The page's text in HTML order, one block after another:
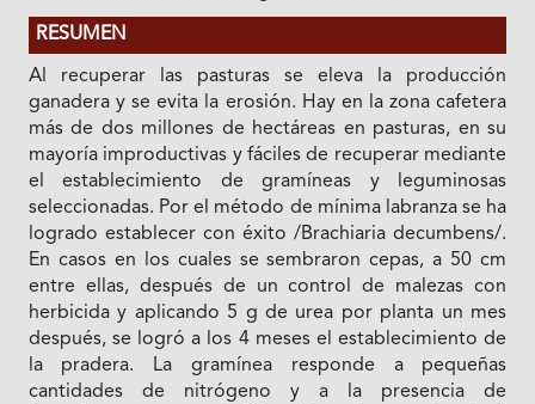
RESUMEN
Al recuperar las pasturas se eleva la producción
ganadera y se evita la erosión. Hay en la zona cafetera
más de dos millones de hectáreas en pasturas, en su
mayoría improductivas y fáciles de recuperar mediante
el establecimiento de gramíneas y leguminosas
seleccionadas. Por el método de mínima labranza se ha
logrado establecer con éxito /Brachiaria decumbens/.
En casos en los cuales se sembraron cepas, a 50 cm
entre ellas, después de un control de malezas con
herbicida y aplicando 5 g de urea por planta un mes
después, se logró a los 4 meses el establecimiento de
la pradera. La gramínea responde a pequeñas
cantidades de nitrógeno y a la presencia de